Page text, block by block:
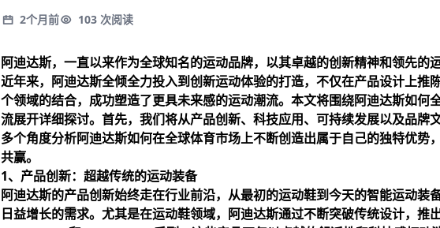
2个月前 103 次阅读
阿迪达斯，一直以来作为全球知名的运动品牌，以其卓越的创新精神和领先的
近年来，阿迪达斯全倾全力投入到创新运动体验的打造，不仅在产品设计上推
个领域的结合，成功塑造了更具未来感的运动潮流。本文将围绕阿迪达斯如何
流展开详细探讨。首先，我们将从产品创新、科技应用、可持续发展以及品牌
多个角度分析阿迪达斯如何在全球体育市场上不断创造出属于自己的独特优势
共赢。
1、产品创新：超越传统的运动装备
阿迪达斯的产品创新始终走在行业前沿，从最初的运动鞋到今天的智能运动装
日益增长的需求。尤其是在运动鞋领域，阿迪达斯通过不断突破传统设计，推